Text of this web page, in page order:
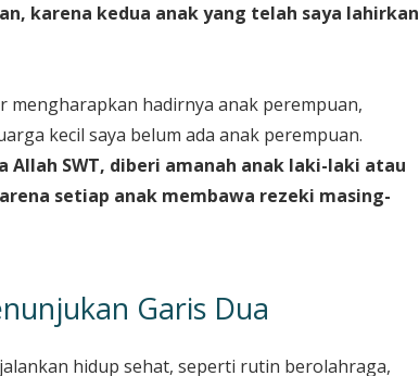
karena kedua anak yang telah saya lahirkan
mengharapkan hadirnya anak perempuan,
kecil saya belum ada anak perempuan.
Allah SWT, diberi amanah anak laki-laki atau
setiap anak membawa rezeki masing-
Garis Dua
hidup sehat, seperti rutin berolahraga,